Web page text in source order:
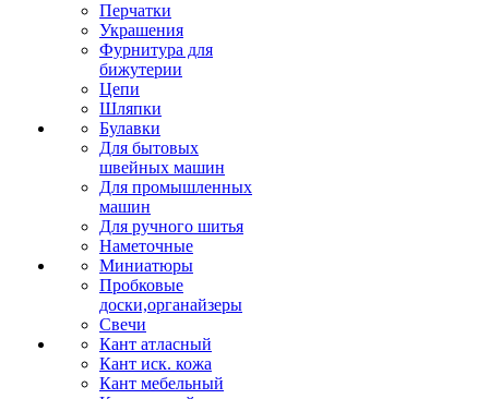
Перчатки
Украшения
Фурнитура для
бижутерии
Цепи
Шляпки
Булавки
Для бытовых
швейных машин
Для промышленных
машин
Для ручного шитья
Наметочные
Миниатюры
Пробковые
доски,органайзеры
Свечи
Кант атласный
Кант иск. кожа
Кант мебельный